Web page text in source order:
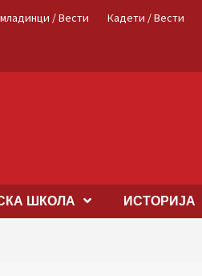
/ Вести Кадети / Вести
ШКОЛА ИСТОРИЈА